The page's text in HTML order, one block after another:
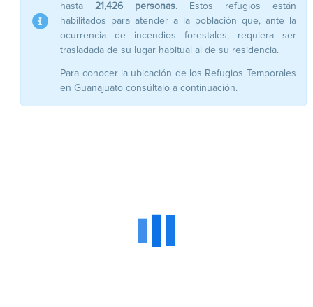
hasta 21,426 personas. Estos refugios están
habilitados para atender a la población que, ante la
ocurrencia de incendios forestales, requiera ser
trasladada de su lugar habitual al de su residencia.
Para conocer la ubicación de los Refugios Temporales
en Guanajuato consúltalo a continuación.